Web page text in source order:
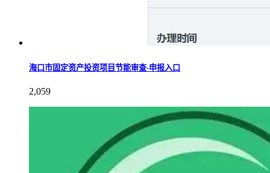
海口市固定资产投资项目节能审查-申报入口
2,059